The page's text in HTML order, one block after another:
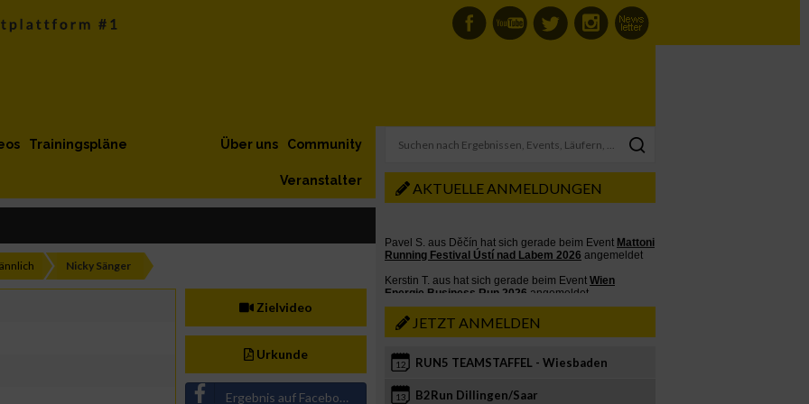
Trainingspläne Community
Über uns
Veranstalter
Nicky Sänger
Zielvideo
Urkunde
Ergebnis auf Facebook teilen
AKTUELLE ANMELDUNGEN
JETZT ANMELDEN
12 RUN5 TEAMSTAFFEL - Wiesbaden
13 B2Run Dillingen/Saar